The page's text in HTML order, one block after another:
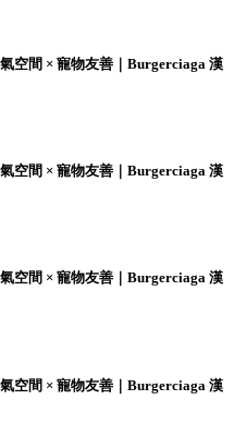
空間 × 寵物友善｜Burgerciaga 漢
空間 × 寵物友善｜Burgerciaga 漢
空間 × 寵物友善｜Burgerciaga 漢
空間 × 寵物友善｜Burgerciaga 漢